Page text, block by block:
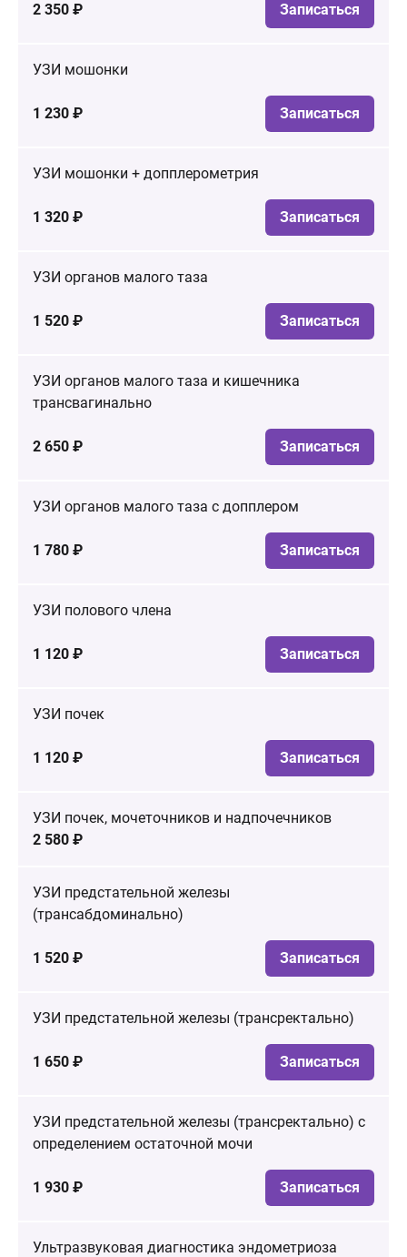
2 350 ₽ Записаться
УЗИ мошонки
1 230 ₽ Записаться
УЗИ мошонки + допплерометрия
1 320 ₽ Записаться
УЗИ органов малого таза
1 520 ₽ Записаться
УЗИ органов малого таза и кишечника
трансвагинально
2 650 ₽ Записаться
УЗИ органов малого таза с допплером
1 780 ₽ Записаться
УЗИ полового члена
1 120 ₽ Записаться
УЗИ почек
1 120 ₽ Записаться
УЗИ почек, мочеточников и надпочечников
2 580 ₽
УЗИ предстательной железы
(трансабдоминально)
1 520 ₽ Записаться
УЗИ предстательной железы (трансректально)
1 650 ₽ Записаться
УЗИ предстательной железы (трансректально) с
определением остаточной мочи
1 930 ₽ Записаться
Ультразвуковая диагностика эндометриоза